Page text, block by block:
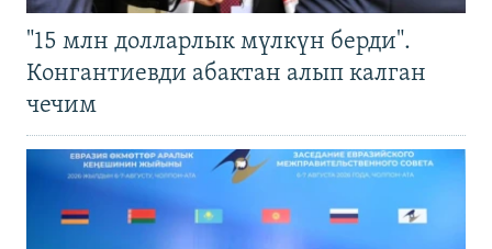
"15 млн долларлык мүлкүн берди".
Конгантиевди абактан алып калган
чечим